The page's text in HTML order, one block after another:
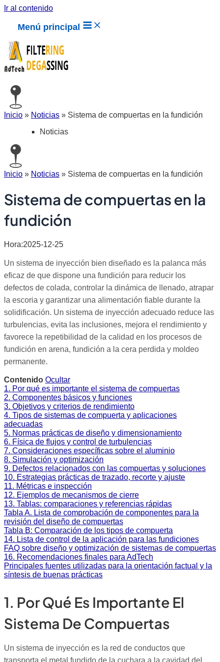
Ir al contenido
Menú principal
Inicio » Noticias » Sistema de compuertas en la fundición
Noticias
Inicio » Noticias » Sistema de compuertas en la fundición
Sistema de compuertas en la
fundición
Hora:2025-12-25
Un sistema de inyección bien diseñado es la palanca más
eficaz de que dispone una fundición para reducir los
defectos de colada, controlar la dinámica de llenado, atrapar
la escoria y garantizar una alimentación fiable durante la
solidificación. Un sistema de inyección adecuado reduce las
turbulencias, evita las inclusiones, mejora el rendimiento y
favorece la repetibilidad de la calidad en los procesos de
fundición en arena, fundición a la cera perdida y moldeo
permanente.
Contenido Ocultar
1. Por qué es importante el sistema de compuertas
2. Componentes básicos y funciones
3. Objetivos y criterios de rendimiento
4. Tipos de sistemas de compuerta y aplicaciones
adecuadas
5. Normas prácticas de diseño y dimensionamiento
6. Física de flujos y control de turbulencias
7. Consideraciones específicas sobre el aluminio
8. Simulación y optimización
9. Defectos relacionados con las compuertas y soluciones
10. Estrategias prácticas de trazado, recorte y ajuste
11. Métricas e inspección
12. Ejemplos de mecanismos de cierre
13. Tablas: comparaciones y referencias rápidas
Tabla A. Lista de comprobación de componentes para la
revisión del diseño de compuertas
Tabla B: Comparación de los tipos de compuerta
14. Lista de control de la aplicación para las fundiciones
FAQ sobre diseño y optimización de sistemas de compuertas
16. Recomendaciones finales para AdTech
Principales fuentes utilizadas para la orientación factual y la
síntesis de buenas prácticas
1. Por Qué Es Importante El
Sistema De Compuertas
Un sistema de inyección es la red de conductos que
transporta el metal fundido de la cuchara a la cavidad del